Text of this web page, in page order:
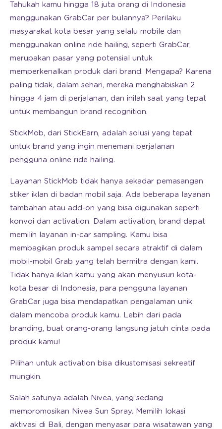
Tahukah kamu hingga 18 juta orang di Indonesia
menggunakan GrabCar per bulannya? Perilaku
masyarakat kota besar yang selalu mobile dan
menggunakan online ride hailing, seperti GrabCar,
merupakan pasar yang potensial untuk
memperkenalkan produk dari brand. Mengapa? Karena
paling tidak, dalam sehari, mereka menghabiskan 2
hingga 4 jam di perjalanan, dan inilah saat yang tepat
untuk membangun brand recognition.
StickMob, dari StickEarn, adalah solusi yang tepat
untuk brand yang ingin menemani perjalanan
pengguna online ride hailing.
Layanan StickMob tidak hanya sekadar pemasangan
stiker iklan di badan mobil saja. Ada beberapa layanan
tambahan atau add-on yang bisa digunakan seperti
konvoi dan activation. Dalam activation, brand dapat
memilih layanan in-car sampling. Kamu bisa
membagikan produk sampel secara atraktif di dalam
mobil-mobil Grab yang telah bermitra dengan kami.
Tidak hanya iklan kamu yang akan menyusuri kota-
kota besar di Indonesia, para pengguna layanan
GrabCar juga bisa mendapatkan pengalaman unik
dalam mencoba produk kamu. Lebih dari pada
branding, buat orang-orang langsung jatuh cinta pada
produk kamu!
Pilihan untuk activation bisa dikustomisasi sekreatif
mungkin.
Salah satunya adalah Nivea, yang sedang
mempromosikan Nivea Sun Spray. Memilih lokasi
aktivasi di Bali, dengan menyasar para wisatawan yang